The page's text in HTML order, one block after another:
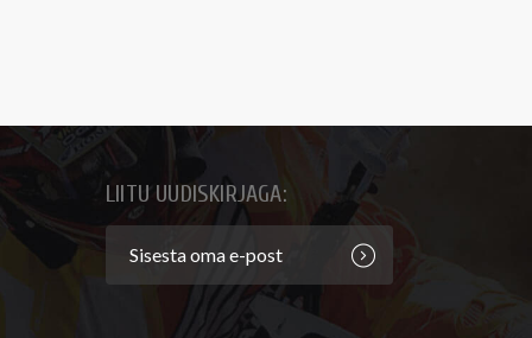
LIITU UUDISKIRJAGA: